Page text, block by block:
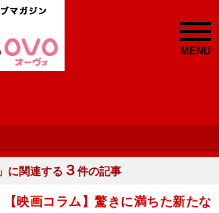
MENU
」に関連する ３件の記事
【映画コラム】驚きに満ちた新たな